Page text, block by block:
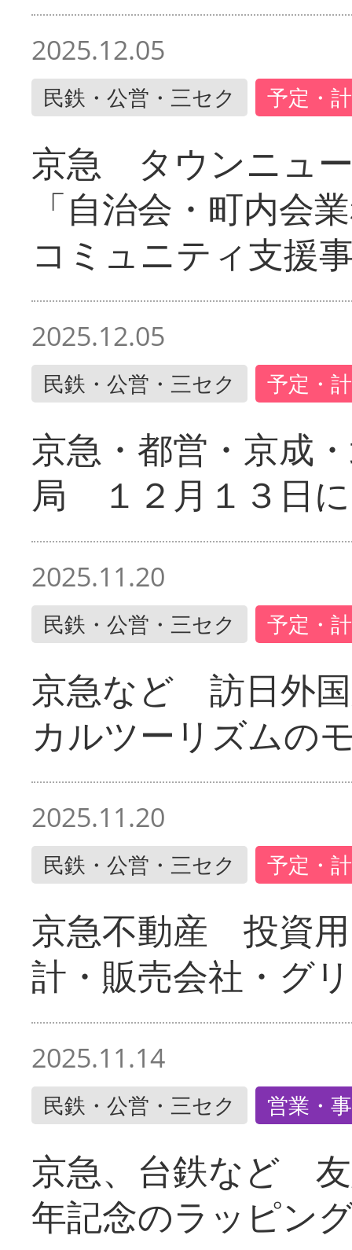
2025.12.05
民鉄・公営・三セク 予定・
京急 タウンニュ
「自治会・町内会
コミュニティ支援
2025.12.05
民鉄・公営・三セク 予定・
京急・都営・京成
局 １２月１３日
2025.11.20
民鉄・公営・三セク 予定・
京急など 訪日外
カルツーリズムの
2025.11.20
民鉄・公営・三セク 予定・
京急不動産 投資
計・販売会社・グ
2025.11.14
民鉄・公営・三セク 営業・
京急、台鉄など
年記念のラッピン